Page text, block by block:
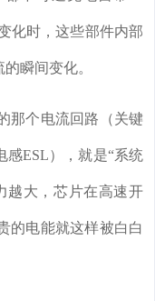
化时，这些部件内部
瞬间变化。
那个电流回路（关键
感ESL），就是“系统
越大，芯片在高速开
的电能就这样被白白